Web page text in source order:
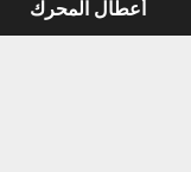
المحرك